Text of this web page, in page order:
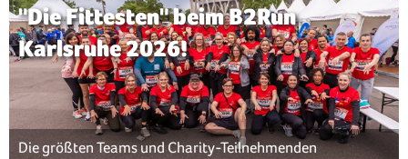
"Die Fittesten" beim B2Run
Karlsruhe 2026!
Die größten Teams und Charity-Teilnehmenden